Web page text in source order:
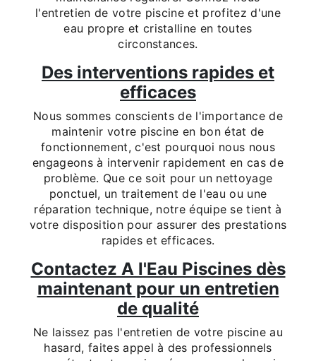
l'entretien de votre piscine et profitez d'une
eau propre et cristalline en toutes
circonstances.
Des interventions rapides et
efficaces
Nous sommes conscients de l'importance de
maintenir votre piscine en bon état de
fonctionnement, c'est pourquoi nous nous
engageons à intervenir rapidement en cas de
problème. Que ce soit pour un nettoyage
ponctuel, un traitement de l'eau ou une
réparation technique, notre équipe se tient à
votre disposition pour assurer des prestations
rapides et efficaces.
Contactez A l'Eau Piscines dès
maintenant pour un entretien
de qualité
Ne laissez pas l'entretien de votre piscine au
hasard, faites appel à des professionnels